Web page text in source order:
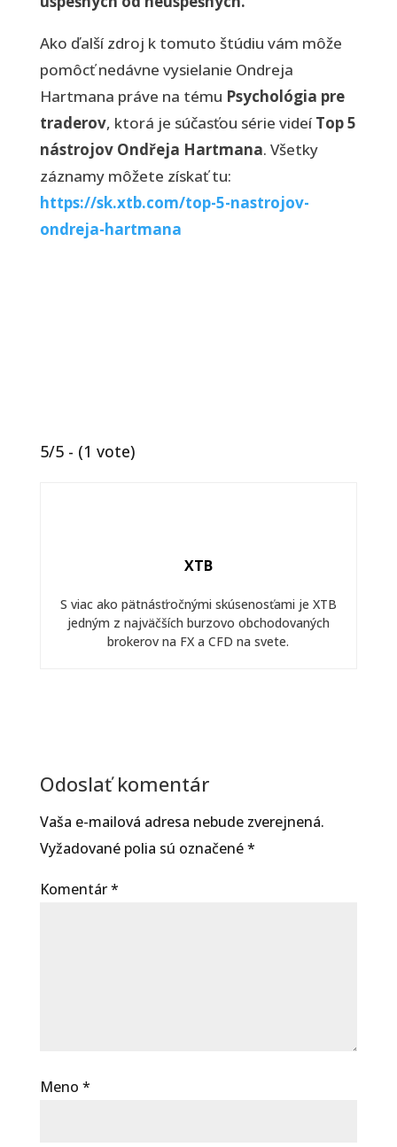
Ako ďalší zdroj k tomuto štúdiu vám môže
pomôcť nedávne vysielanie Ondreja
Hartmana práve na tému Psychológia pre
traderov, ktorá je súčasťou série videíTop 5
nástrojov Ondřeja Hartmana. Všetky
záznamy môžete získať tu:
https://sk.xtb.com/top-5-nastrojov-
ondreja-hartmana
5/5 - (1 vote)
XTB
S viac ako pätnásťročnými skúsenosťami je XTB
jedným z najväčších burzovo obchodovaných
brokerov na FX a CFD na svete.
Odoslať komentár
Vaša e-mailová adresa nebude zverejnená.
Vyžadované polia sú označené*
Komentár*
Meno *